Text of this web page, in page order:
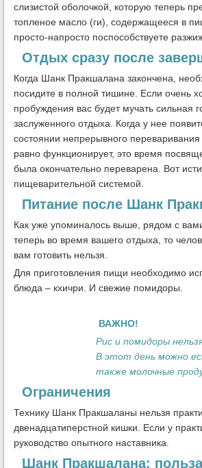
слизистой оболочкой, которую теперь
топленое масло (ги), содержащееся в
просто-напросто поспособствуете
Отдых сразу после
Когда Шанк Пракшалана закончена,
посидите в полной тишине. Если очень
пробуждения вас будет мучать сильная
заслуженного отдыха. Когда у нее
состоянии непрерывного
равно функционирует, это время
была окончательно переварена. Вот
пищеварительной системой.
Питание после Шанк
Как уже упоминалось выше, рядом с
теперь во время вашего отдыха, то
вам готовить нельзя.
Для приготовления пищи необходимо
блюда – кхичри. И свежие помидоры.
ВАЖНО!
Рис и помидоры
В этот день можно
также молочные
Ограничения
Технику Шанк Пракшаланы нельзя
двенадцатиперстной кишки. Если у
руководство опытного наставника.
Шанк Пракшалана: польза